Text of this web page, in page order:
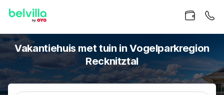
Vakantiehuis met tuin in Vogelparkregion
Recknitztal